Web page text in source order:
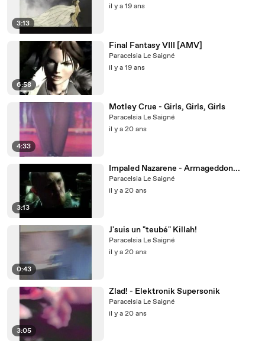
3:13
il y a 19 ans
6:58
Final Fantasy VIII [AMV]
Paracelsia Le Saigné
il y a 19 ans
4:33
Motley Crue - Girls, Girls, Girls
Paracelsia Le Saigné
il y a 20 ans
3:13
Impaled Nazarene - Armageddon...
Paracelsia Le Saigné
il y a 20 ans
0:43
J'suis un "teubé" Killah!
Paracelsia Le Saigné
il y a 20 ans
3:05
Zlad! - Elektronik Supersonik
Paracelsia Le Saigné
il y a 20 ans